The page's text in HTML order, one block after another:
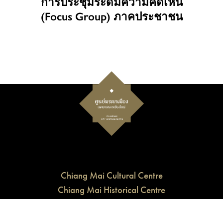
(Focus Group) ภาคประชาชน
Chiang Mai Cultural Centre
Chiang Mai Historical Centre